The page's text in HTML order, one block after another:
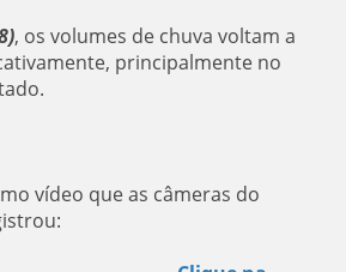
, os volumes de chuva voltam a
principalmente no
vídeo que as câmeras do